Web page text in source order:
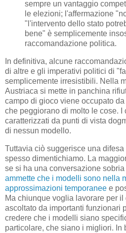
sempre un vantaggio
le elezioni; l'affermazione
"l'intervento dello stato
bene" è semplicemente
raccomandazione politica.
In definitiva, alcune
di altre e gli imperativi politici di
semplicemente irresistibili. Nella
Austriaca si mette in panchina
campo di gioco viene occupato
che peggiorano di molto le cose. I
caratterizzati da punti di vista
di nessun modello.
Tuttavia ciò suggerisce una
spesso dimentichiamo. La
se si ha una conversazione
ammette che i modelli sono nella
approssimazioni temporanee e
Ma chiunque voglia lavorare per
ascoltato da importanti funzionari
credere che i modelli siano
particolare, che siano i migliori. In